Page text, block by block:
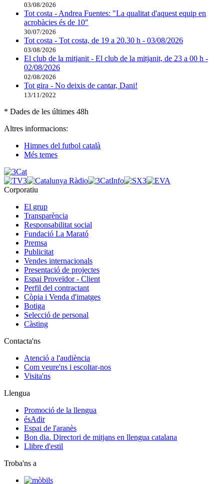
03/08/2026
Tot costa - Andrea Fuentes: "La qualitat d'aquest equip en
acrobàcies és de 10"
30/07/2026
Tot costa - Tot costa, de 19 a 20.30 h - 03/08/2026
03/08/2026
El club de la mitjanit - El club de la mitjanit, de 23 a 00 h -
02/08/2026
02/08/2026
Tot gira - No deixis de cantar, Dani!
13/11/2022
* Dades de les últimes 48h
Altres informacions:
Himnes del futbol català
Més temes
Corporatiu
El grup
Transparència
Responsabilitat social
Fundació La Marató
Premsa
Publicitat
Vendes internacionals
Presentació de projectes
Espai Proveïdor - Client
Perfil del contractant
Còpia i Venda d'imatges
Botiga
Selecció de personal
Càsting
Contacta'ns
Atenció a l'audiència
Com veure'ns i escoltar-nos
Visita'ns
Llengua
Promoció de la llengua
ésAdir
Espai de l'aranès
Bon dia. Directori de mitjans en llengua catalana
Llibre d'estil
Troba'ns a